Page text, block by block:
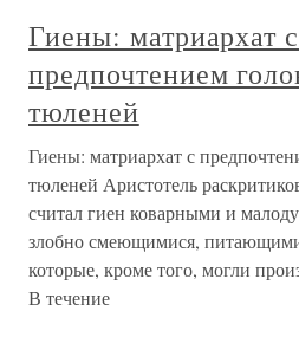
Гиены: матриархат с
предпочтением
тюленей
Гиены: матриархат с
тюленей Аристотель
считал гиен коварными и
злобно смеющимися,
которые, кроме того, могли
В течение